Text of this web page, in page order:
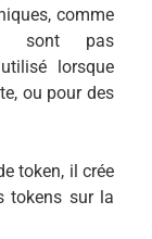
comme
sont pas
lorsque
ou pour des
token, il crée
tokens sur la